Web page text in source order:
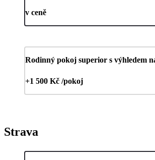
v ceně
Rodinný pokoj superior s výhledem
+1 500 Kč /pokoj
Strava